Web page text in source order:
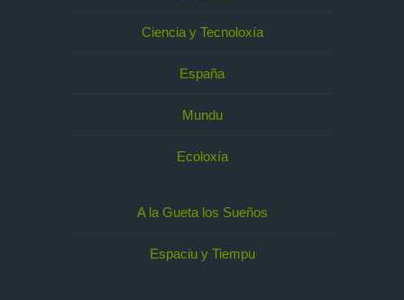
Ciencia y Tecnoloxía
España
Mundu
Ecoloxía
A la Gueta los Sueños
Espaciu y Tiempu